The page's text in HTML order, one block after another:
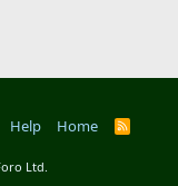
Help Home
R
Ltd.